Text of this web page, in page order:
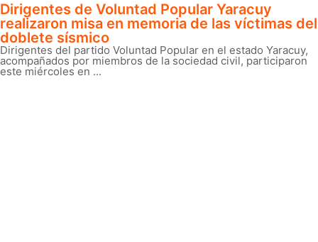
Dirigentes de Voluntad Popular Yaracuy
realizaron misa en memoria de las víctimas del
doblete sísmico
Dirigentes del partido Voluntad Popular en el estado Yaracuy,
acompañados por miembros de la sociedad civil, participaron
este miércoles en ...